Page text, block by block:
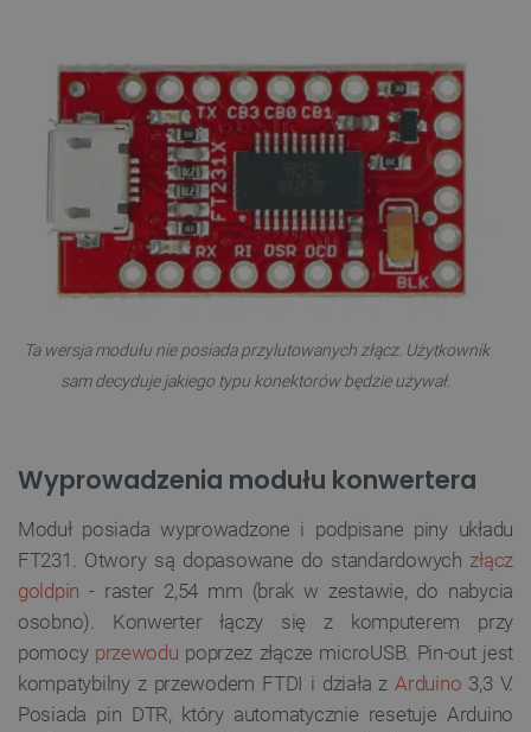
Ta wersja modułu nie posiada przylutowanych złącz. Użytkownik
sam decyduje jakiego typu konektorów będzie używał.
Wyprowadzenia modułu konwertera
Moduł posiadawyprowadzone i podpisane piny układu
FT231. Otwory są dopasowane do standardowychzłącz
goldpin - raster 2,54 mm (brak w zestawie, do nabycia
osobno). Konwerter łączy się z komputerem przy
pomocy przewodu poprzez złącze microUSB. Pin-out jest
kompatybilny z przewodem FTDI i działa zArduino 3,3 V.
Posiada pin DTR, który automatycznie resetuje Arduino